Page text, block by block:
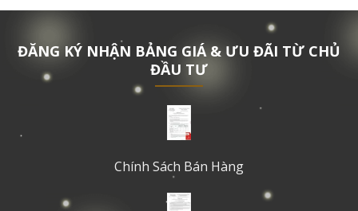
ĐĂNG KÝ NHẬN BẢNG GIÁ & ƯU ĐÃI TỪ CHỦ
ĐẦU TƯ
Chính Sách Bán Hàng